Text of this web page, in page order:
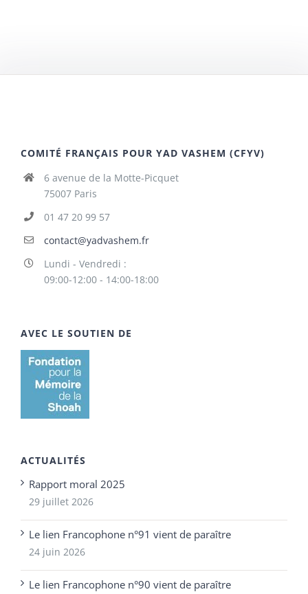
COMITÉ FRANÇAIS POUR YAD VASHEM (CFYV)
6 avenue de la Motte-Picquet
75007 Paris
01 47 20 99 57
contact@yadvashem.fr
Lundi - Vendredi :
09:00-12:00 - 14:00-18:00
AVEC LE SOUTIEN DE
ACTUALITÉS
Rapport moral 2025
29 juillet 2026
Le lien Francophone n°91 vient de paraître
24 juin 2026
Le lien Francophone n°90 vient de paraître